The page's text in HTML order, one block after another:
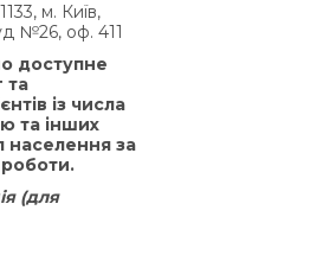
4/6 місяців»:
виконання
зобов’язання зі
користування Кредитом та/
Кредиту (якщо умови
сплату комісії за
або Комісії за видачу у
грошових коштів (якщо
м. Київ,
№26, оф. 411
доступне
та
із числа
та інших
населення за
(для